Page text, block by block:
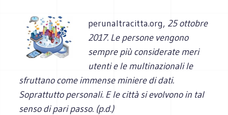
perunaltracitta.org, 25 ottobre
2017. Le persone vengono
sempre più considerate meri
utenti e le multinazionali le
sfruttano come immense miniere di dati.
Soprattutto personali. E le città si evolvono in tal
senso di pari passo. (p.d.)